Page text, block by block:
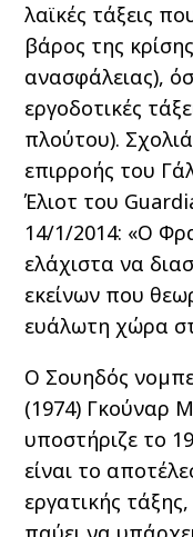
λαϊκές τάξεις
βάρος της
ανασφάλειας),
εργοδοτικές
πλούτου).
επιρροής του
Έλιοτ του
14/1/2014: «Ο
ελάχιστα να
εκείνων που
ευάλωτη χώρα
Ο Σουηδός
(1974) Γκούναρ
υποστήριζε το
είναι το
εργατικής